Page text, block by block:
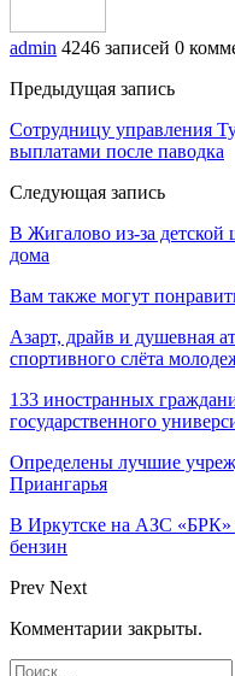
admin 4246 записей 0
Предыдущая запись
Сотрудницу управления
выплатами после паводка
Следующая запись
В Жигалово из-за детской
дома
Вам также могут
Азарт, драйв и душевная
спортивного слёта
133 иностранных
государственного
Определены лучшие
Приангарья
В Иркутске на АЗС
бензин
Prev Next
Комментарии закрыты.